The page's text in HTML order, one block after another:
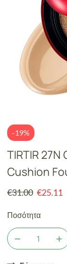
-19%
TIRTIR 27N
Cushion
€31.00 €25.11
Ποσότητα